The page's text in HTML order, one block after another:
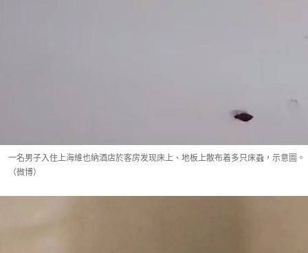
一名男子入住上海維也納酒店於客房发现床上、地板上散布着多只床蝨，示意圖。
（微博）